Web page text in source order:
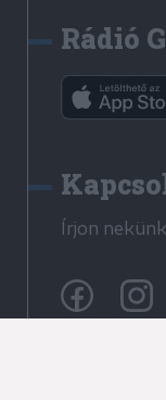
Rádió
Írjon nekünk